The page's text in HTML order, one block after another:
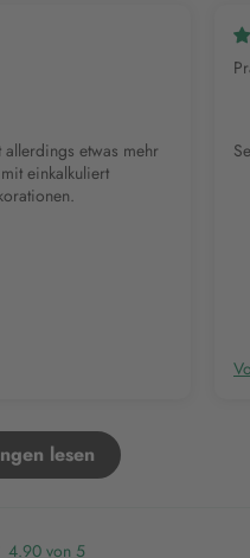
etwas mehr
einkalkuliert
lesen
4.90 von 5